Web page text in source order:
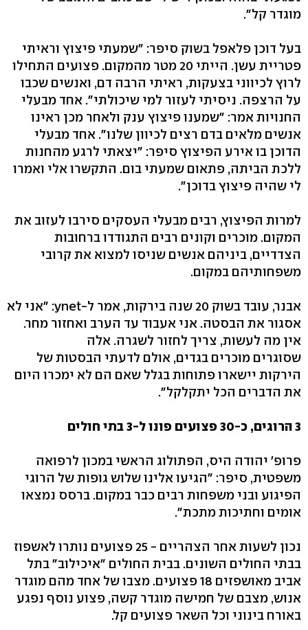
מוגדר קל".
בעל דוכן פלאפל בשוק סיפר: "שמעתי פיצוץ וראיתי
פטריית עשן. הייתי 20 מטר מהמקום. פצועים התחילו
לרוץ לכיווני בצעקות, ראיתי הרבה דם, ואנשים שכבו
על הרצפה. ניסיתי לעזור למי שיכולתי". אחד מבעלי
החנויות אמר: "שמענו פיצוץ ענק ולאחר מכן ראינו
אנשים מלאים בדם רצים לכיוון שלנו". אחד מבעלי
הדוכן בו אירע הפיצוץ סיפר: "יצאתי לרגע מהחנות
ללכת הביתה, פתאום שמעתי בום. התקשרו אלי ואמרו
לי שהיה פיצוץ בדוכן".
למרות הפיצוץ, רבים מבעלי העסקים סירבו לעזוב את
המקום. מוכרים וקונים רבים התגודדו ברחובות
הצדדיים, ביניהם אנשים שניסו למצוא את קרובי
משפחותיהם במקום.
אבנר, עובד בשוק 20 שנה בירקות, אמר ל-ynet: "אני לא
אסגור את הבסטה. אני אעבוד עד הערב ואחזור מחר.
אין מה לעשות, צריך לחזור לשגרה. אלה
שסוגרים מוכרים בגדים, אולם לדעתי הבסטות של
הירקות יישארו פתוחות בגלל שאם הם לא ימכרו היום
את הדברים הכל יתקלקל".
3 הרוגים, כ-30 פצועים פונו ל-3 בתי חולים
פרופ' יהודה היס, הפתולוג הראשי במכון לרפואה
משפטית, סיפר: "הגיעו אלינו שלוש גופות של הרוגי
הפיגוע ובני משפחות רבים כבר במקום. ברסס נמצאו
אומים וחתיכות מתכת".
נכון לשעות אחר הצהריים - 25 פצועים נותרו לאשפוז
בבתי החולים השונים. בבית החולים "איכילוב" בתל
אביב מאושפזים 18 פצועים. מצבו של אחד מהם מוגדר
אנוש, מצבם של חמישה מוגדר קשה, פצוע נוסף נפגע
באורח בינוני וכל השאר פצועים קל.